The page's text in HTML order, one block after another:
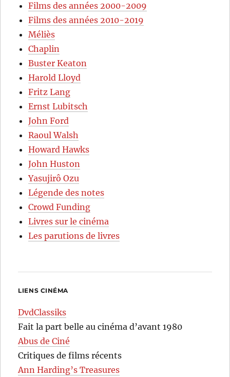
Films des années 2000-2009
Films des années 2010-2019
Méliès
Chaplin
Buster Keaton
Harold Lloyd
Fritz Lang
Ernst Lubitsch
John Ford
Raoul Walsh
Howard Hawks
John Huston
Yasujirô Ozu
Légende des notes
Crowd Funding
Livres sur le cinéma
Les parutions de livres
LIENS CINÉMA
DvdClassiks
Fait la part belle au cinéma d’avant 1980
Abus de Ciné
Critiques de films récents
Ann Harding’s Treasures